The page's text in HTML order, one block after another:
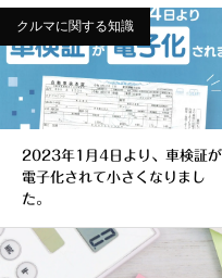
クルマに関する知識
2023年1月4日より、車検証が
電子化されて小さくなりまし
た。